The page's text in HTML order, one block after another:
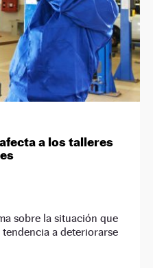
a los talleres
sobre la situación que
a deteriorarse